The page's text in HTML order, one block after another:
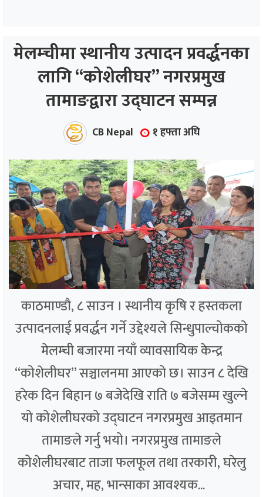
मेलम्चीमा स्थानीय उत्पादन प्रवर्द्धनका
लागि “कोशेलीघर” नगरप्रमुख
तामाङद्वारा उद्घाटन सम्पन्न
CB Nepal १ हफ्ता अघि
काठमाण्डौ, ८ साउन । स्थानीय कृषि र हस्तकला
उत्पादनलाई प्रवर्द्धन गर्ने उद्देश्यले सिन्धुपाल्चोकको
मेलम्ची बजारमा नयाँ व्यावसायिक केन्द्र
“कोशेलीघर” सञ्चालनमा आएको छ। साउन ८ देखि
हरेक दिन बिहान ७ बजेदेखि राति ७ बजेसम्म खुल्ने
यो कोशेलीघरको उद्घाटन नगरप्रमुख आइतमान
तामाङले गर्नु भयो। नगरप्रमुख तामाङले
कोशेलीघरबाट ताजा फलफूल तथा तरकारी, घरेलु
अचार, मह, भान्साका आवश्यक...